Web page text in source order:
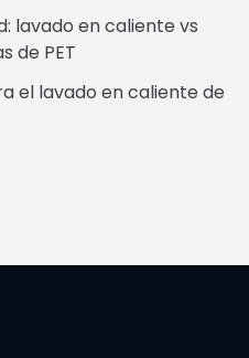
lavado en caliente vs
de PET
el lavado en caliente de